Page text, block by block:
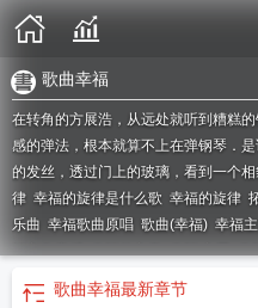
歌曲幸福
在转角的方展浩，从远处就听到糟糕
感的弹法，根本就算不上在弹钢琴．
的发丝，透过门上的玻璃，看到一个
律 幸福的旋律是什么歌 幸福的旋律
乐曲 幸福歌曲原唱 歌曲(幸福) 幸福
福主角音乐幸福的主意幸福 主题幸
幸福歌的旋律特点 幸福歌调式
音乐幸福
歌曲幸福最新章节